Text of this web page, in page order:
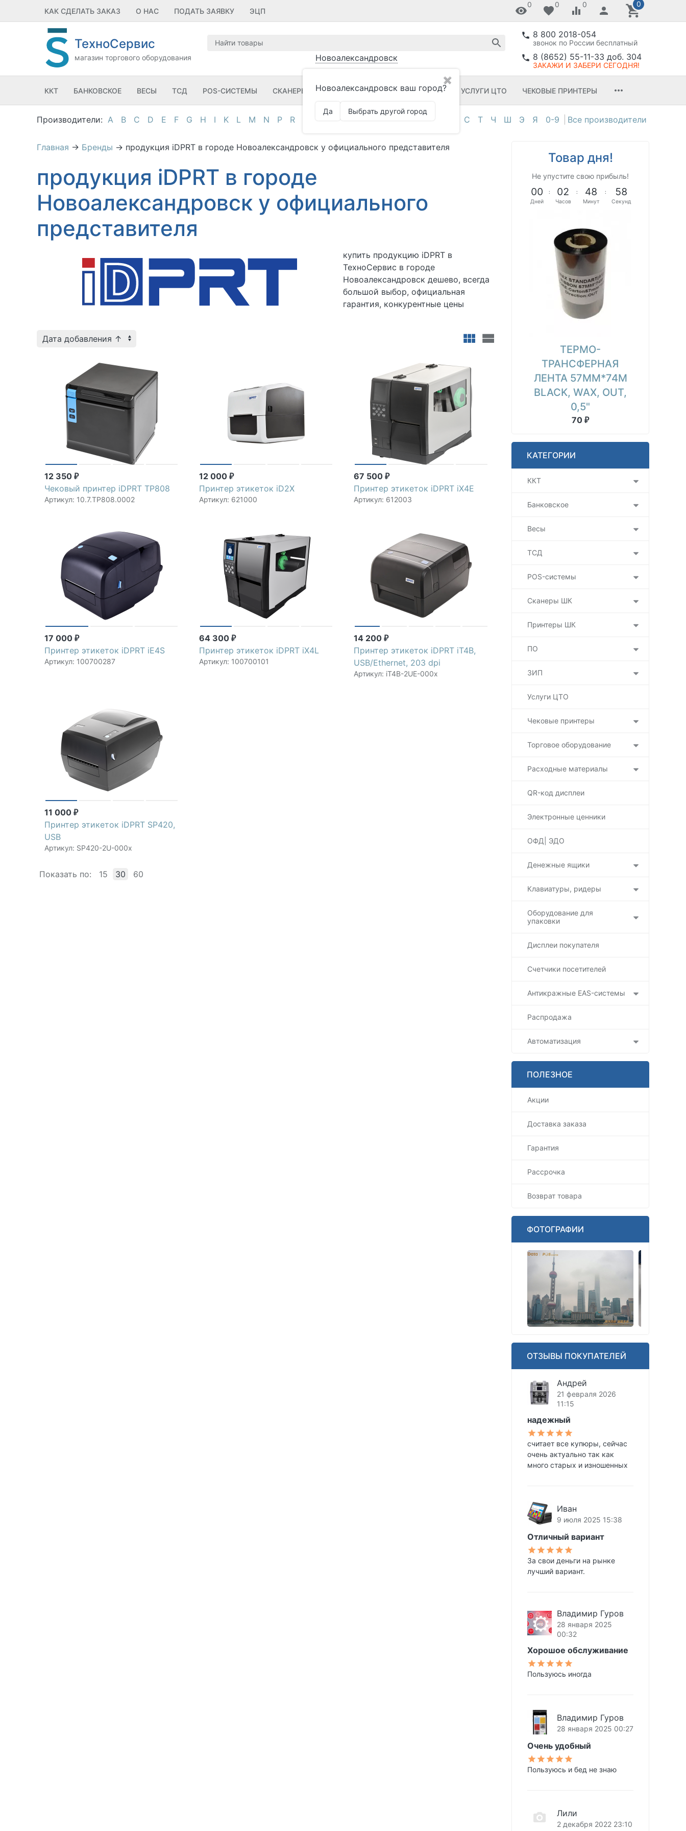
КАК СДЕЛАТЬ ЗАКАЗ О НАС ПОДАТЬ ЗАЯВКУ ЭЦП
0 0 0 0
ТехноСервис
магазин торгового оборудования Новоалександровск
✖
Новоалександровск ваш город?
Да Выбрать другой город
8 800 2018-054
звонок по России бесплатный
8 (8652) 55-11-33 доб. 304
ЗАКАЖИ И ЗАБЕРИ СЕГОДНЯ!
ККТ БАНКОВСКОЕ ВЕСЫ ТСД POS-СИСТЕМЫ СКАНЕРЫ ШК ПРИНТЕРЫ ШК ПО ЗИП УСЛУГИ ЦТО ЧЕКОВЫЕ ПРИНТЕРЫ
A B C D E F G H I K L M N P R С Т Ч Ш Э Я 0-9
Главная → Бренды → продукция iDPRT в городе Новоалександровск у официального представителя
продукция iDPRT в городе
Новоалександровск у официального
представителя
купить продукцию iDPRT в
ТехноСервис в городе
Новоалександровск дешево, всегда
большой выбор, официальная
гарантия, конкурентные цены
12 350 ₽
Чековый принтер iDPRT TP808
Артикул: 10.7.TP808.0002
12 000₽
Принтер этикеток iD2X
Артикул: 621000
67 500₽
Принтер этикеток iDPRT iX4E
Артикул: 612003
17 000 ₽
Принтер этикеток iDPRT iE4S
Артикул: 100700287
64 300₽
Принтер этикеток iDPRT iX4L
Артикул: 100700101
14 200₽
Принтер этикеток iDPRT iT4B,
USB/Ethernet, 203 dpi
Артикул: iT4B-2UE-000x
11 000 ₽
Принтер этикеток iDPRT SP420,
USB
Артикул: SP420-2U-000x
Показать по: 15 30 60
Товар дня!
Не упустите свою прибыль!
00
Дней
: 02
Часов
: 48
Минут
: 57
Секунд
ТЕРМО-
ТРАНСФЕРНАЯ
ЛЕНТА 57ММ*74М
BLACK, WAX, OUT,
0,5"
70 ₽
КАТЕГОРИИ
ККТ
Банковское
Весы
ТСД
POS-системы
Сканеры ШК
Принтеры ШК
ПО
ЗИП
Услуги ЦТО
Чековые принтеры
Торговое оборудование
Расходные материалы
QR-код дисплеи
Электронные ценники
ОФД| ЭДО
Денежные ящики
Клавиатуры, ридеры
Оборудование для
упаковки
Дисплеи покупателя
Счетчики посетителей
Антикражные EAS-системы
Распродажа
Автоматизация
ПОЛЕЗНОЕ
Акции
Доставка заказа
Гарантия
Рассрочка
Возврат товара
ФОТОГРАФИИ
ОТЗЫВЫ ПОКУПАТЕЛЕЙ
Андрей
21 февраля 2026
11:15
надежный
считает все купюры, сейчас
очень актуально так как
много старых и изношенных
Иван
9 июля 2025 15:38
Отличный вариант
За свои деньги на рынке
лучший вариант.
Владимир Гуров
28 января 2025
00:32
Хорошое обслуживание
Пользуюсь иногда
Владимир Гуров
28 января 2025 00:27
Очень удобный
Пользуюсь и бед не знаю
Лили
2 декабря 2022 23:10